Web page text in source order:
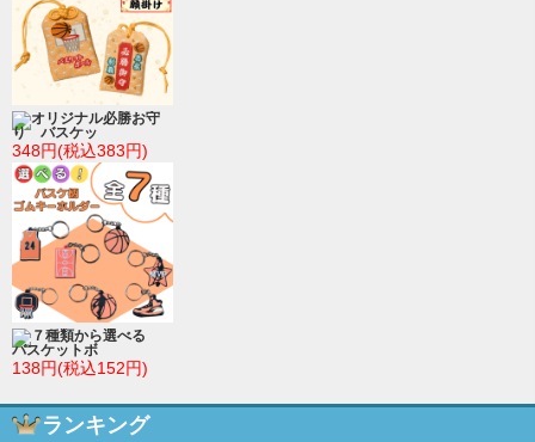
オリジナル必勝お守
り バスケッ
348円(税込383円)
７種類から選べる
バスケットボ
138円(税込152円)
ランキング